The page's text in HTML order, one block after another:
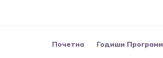
Почетна Годиши Програми